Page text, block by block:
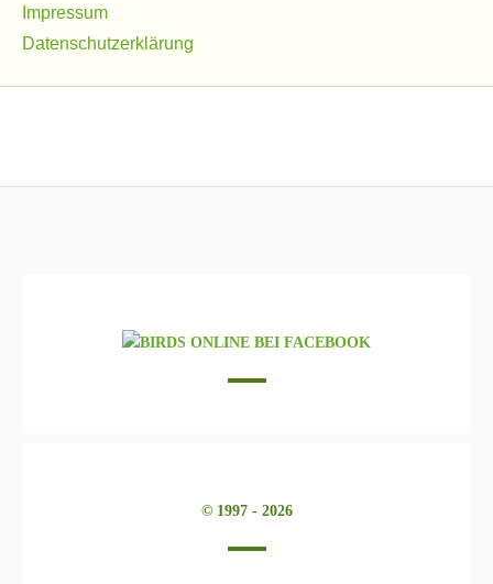
Impressum
Datenschutzerklärung
© 1997 - 2026